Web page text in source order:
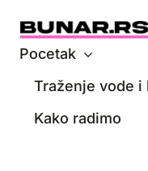
content
Pocetak
Traženje vode i
Kako radimo